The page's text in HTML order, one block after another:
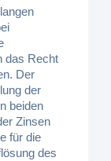
das Recht
Der
der
beiden
Zinsen
für die
des